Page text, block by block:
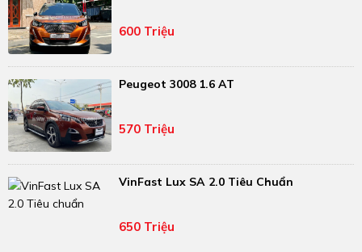
600 Triệu
Peugeot 3008 1.6 AT
570 Triệu
VinFast Lux SA 2.0 Tiêu Chuẩn
650 Triệu